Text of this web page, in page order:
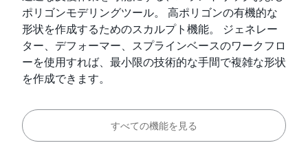
ポリゴンモデリングツール。 高ポリゴンの有機的な
形状を作成するためのスカルプト機能。 ジェネレー
ター、デフォーマー、スプラインベースのワークフロ
ーを使用すれば、最小限の技術的な手間で複雑な形状
を作成できます。
すべての機能を見る